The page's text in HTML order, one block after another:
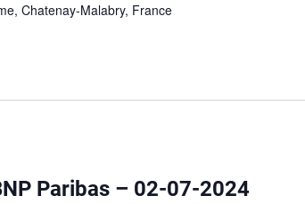
Chatenay-Malabry, France
Paribas – 02-07-2024